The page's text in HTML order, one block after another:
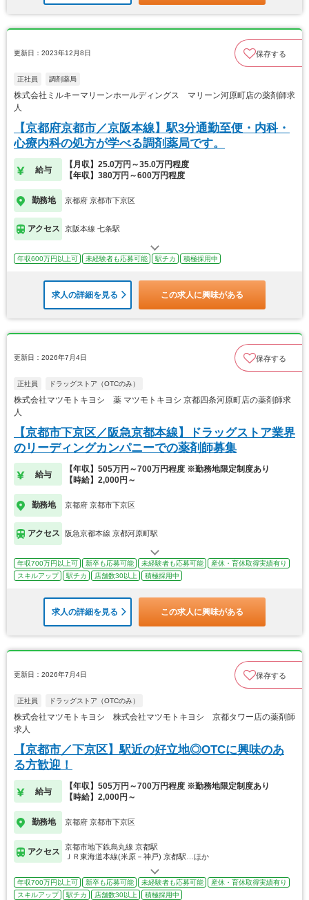
更新日：2023年12月8日 保存する
正社員 調剤薬局
株式会社ミルキーマリーンホールディングス マリーン河原町店の薬剤師求
人
【京都府京都市／京阪本線】駅3分通勤至便・内科・
心療内科の処方が学べる調剤薬局です。
給与
【月収】25.0万円～35.0万円程度
【年収】380万円～600万円程度
勤務地 京都府 京都市下京区
アクセス 京阪本線 七条駅
年収600万円以上可 未経験者も応募可能 駅チカ 積極採用中
求人の詳細を見る この求人に興味がある
更新日：2026年7月4日 保存する
正社員 ドラッグストア（OTCのみ）
株式会社マツモトキヨシ 薬 マツモトキヨシ 京都四条河原町店の薬剤師求
人
【京都市下京区／阪急京都本線】ドラッグストア業界
のリーディングカンパニーでの薬剤師募集
給与
【年収】505万円～700万円程度 ※勤務地限定制度あり
【時給】2,000円～
勤務地 京都府 京都市下京区
アクセス 阪急京都本線 京都河原町駅
年収700万円以上可 新卒も応募可能 未経験者も応募可能
産休・育休取得実績有り
スキルアップ
駅チカ 店舗数30以上 積極採用中
求人の詳細を見る この求人に興味がある
更新日：2026年7月4日 保存する
正社員 ドラッグストア（OTCのみ）
株式会社マツモトキヨシ 株式会社マツモトキヨシ 京都タワー店の薬剤師
求人
【京都市／下京区】駅近の好立地◎OTCに興味のあ
る方歓迎！
給与
【年収】505万円～700万円程度 ※勤務地限定制度あり
【時給】2,000円～
勤務地 京都府 京都市下京区
アクセス
京都市地下鉄烏丸線 京都駅
ＪＲ東海道本線(米原－神戸) 京都駅…ほか
年収700万円以上可 新卒も応募可能 未経験者も応募可能
産休・育休取得実績有り
スキルアップ
駅チカ 店舗数30以上 積極採用中